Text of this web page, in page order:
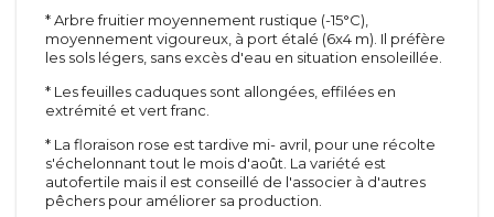
Méditerranéen
D'été
De printemps
De terre de bruyère
Vivaces &
graminées
Vivaces
Toiles
Agrégats
Pots et tuteurs
Grimpants
Grosses fleurs
Polyanthas
Parfumés
* Arbre fruitier moyennement rustique (-15°C),
moyennement vigoureux, à port étalé (6x4 m). Il préfère
les sols légers, sans excès d'eau en situation ensoleillée.
* Les feuilles caduques sont allongées, effilées en
extrémité et vert franc.
* La floraison rose est tardive mi- avril, pour une récolte
s'échelonnant tout le mois d'août. La variété est
autofertile mais il est conseillé de l'associer à d'autres
pêchers pour améliorer sa production.